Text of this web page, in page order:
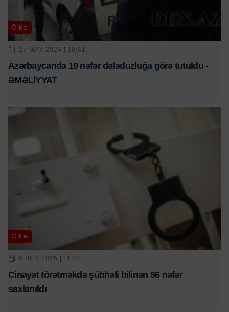
Ölkə
27 MAY 2024 | 10:41
Azərbaycanda 10 nəfər dələduzluğa görə tutuldu -
ƏMƏLİYYAT
Ölkə
6 SEN 2025 | 11:00
Cinayət törətməkdə şübhəli bilinən 56 nəfər
saxlanıldı